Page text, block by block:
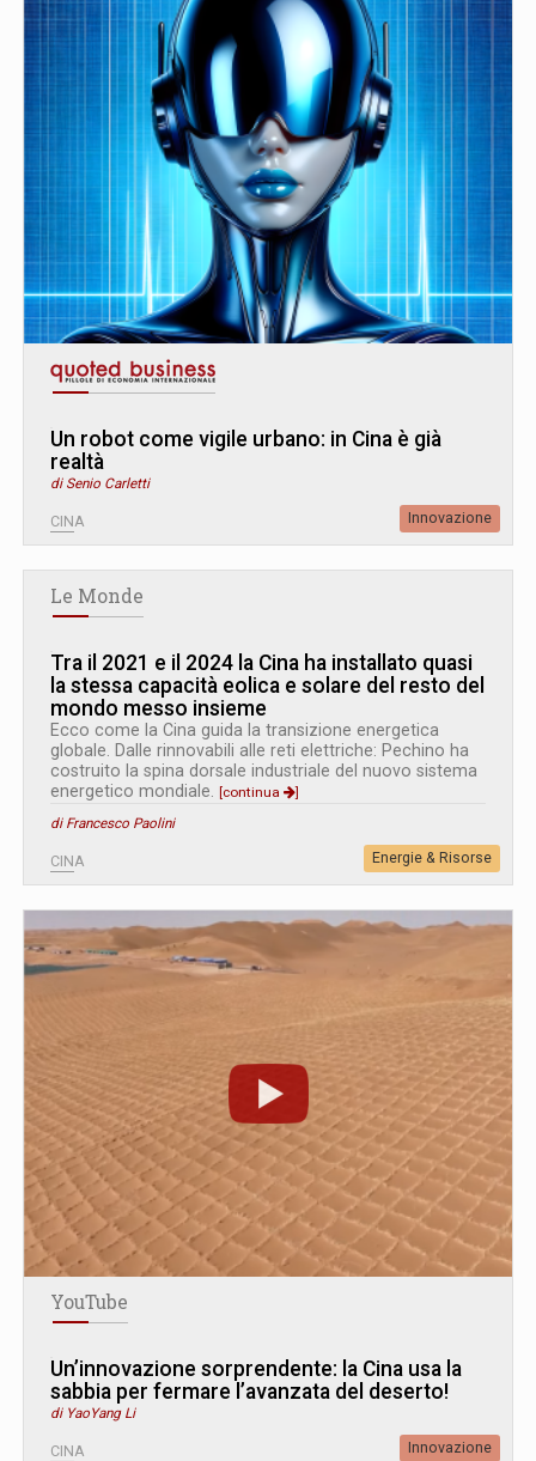
Un robot come vigile urbano: in Cina è già
realtà
di Senio Carletti
CINA Innovazione
Le Monde
Tra il 2021 e il 2024 la Cina ha installato quasi
la stessa capacità eolica e solare del resto del
mondo messo insieme
Ecco come la Cina guida la transizione energetica
globale. Dalle rinnovabili alle reti elettriche: Pechino ha
costruito la spina dorsale industriale del nuovo sistema
energetico mondiale. [continua
]
di Francesco Paolini
CINA Energie & Risorse
YouTube
Un’innovazione sorprendente: la Cina usa la
sabbia per fermare l’avanzata del deserto!
di YaoYang Li
CINA Innovazione